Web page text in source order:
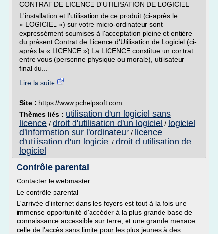
CONTRAT DE LICENCE D'UTILISATION DE LOGICIEL
L'installation et l'utilisation de ce produit (ci-après le
« LOGICIEL ») sur votre micro-ordinateur sont
expressément soumises à l'acceptation pleine et entière
du présent Contrat de Licence d'Utilisation de Logiciel (ci-
après la « LICENCE »).La LICENCE constitue un contrat
entre vous (personne physique ou morale), utilisateur
final du...
Lire la suite
Site : https://www.pchelpsoft.com
Thèmes liés : utilisation d'un logiciel sans
licence / droit d'utilisation d'un logiciel / logiciel
d'information sur l'ordinateur / licence
d'utilisation d'un logiciel / droit d utilisation de
logiciel
Contrôle parental
Contacter le webmaster
Le contrôle parental
L'arrivée d'internet dans les foyers est tout à la fois une
immense opportunité d'accéder à la plus grande base de
connaissance accessible sur terre, et une grande menace:
celle de l'accès sans limite pour les plus jeunes à des